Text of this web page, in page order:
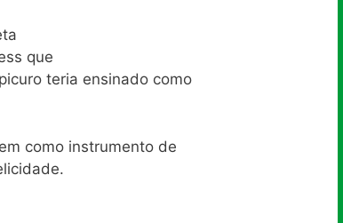
que
teria ensinado como
como instrumento de